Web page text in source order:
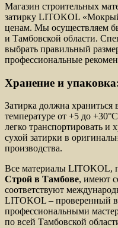
Магазин строительных
затирку LITOKOL
ценам. Мы осуществляем
и Тамбовской области.
выбрать правильный
профессиональные
Хранение и
Затирка должна
температуре от +5 до
легко транспортировать и
сухой затирки в
производства.
Все материалы LITOKOL,
Строй в Тамбове, имеют
соответствуют
LITOKOL – проверенный
профессиональными
по всей Тамбовской